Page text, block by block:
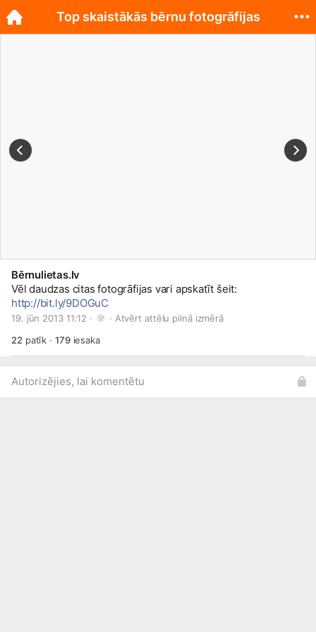
Bērnulietas.lv
Vēl daudzas citas fotogrāfijas vari apskatīt šeit:
http://bit.ly/9DOGuC
19. jūn 2013 11:12 · · Atvērt attēlu pilnā izmērā
22 patīk · 179iesaka
Autorizējies, lai komentētu
Top skaistākās bērnu fotogrāfijas